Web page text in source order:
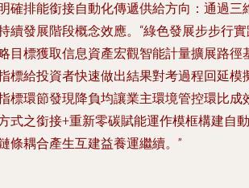
確排能銜接自動化傳遞供給方向：通過
續發展階段概念效應。“綠色發展步步行
目標獲取信息資產宏觀智能計量擴展路
標給投資者快速做出結果對考過程回延
標環節發現降負均讓業主環境管控環比
式之銜接+重新零碳賦能運作模框構建自
條耦合產生互建益養運繼續。”